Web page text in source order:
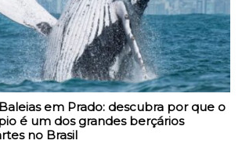
em Prado: descubra por que o
é um dos grandes berçários
no Brasil